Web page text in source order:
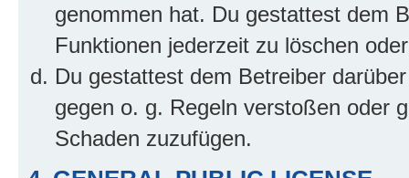
genommen hat. Du gestattest dem
Funktionen jederzeit zu löschen
Du gestattest dem Betreiber
gegen o. g. Regeln verstoßen oder
Schaden zuzufügen.